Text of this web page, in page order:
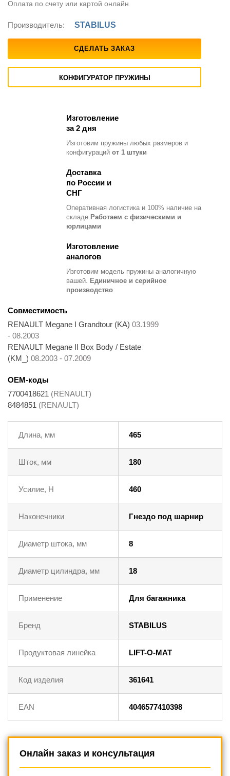
Оплата по счету или картой онлайн
Производитель: STABILUS
СДЕЛАТЬ ЗАКАЗ
КОНФИГУРАТОР ПРУЖИНЫ
Изготовление
за 2 дня
Изготовим пружины любых размеров и
конфигураций от 1 штуки
Доставка
по России и
СНГ
Оперативная логистика и 100% наличие на
складе Работаем с физическими и
юрлицами
Изготовление
аналогов
Изготовим модель пружины аналогичную
вашей. Единичное и серийное
производство
Совместимость
RENAULT Megane I Grandtour (KA) 03.1999
- 08.2003
RENAULT Megane II Box Body / Estate
(KM_) 08.2003 - 07.2009
OEM-коды
7700418621 (RENAULT)
8484851 (RENAULT)
Длина, мм 465
Шток, мм 180
Усилие, Н 460
Наконечники Гнездо под шарнир
Диаметр штока, мм 8
Диаметр цилиндра, мм 18
Применение Для багажника
Бренд STABILUS
Продуктовая линейка LIFT-O-MAT
Код изделия 361641
EAN 4046577410398
Онлайн заказ и консультация